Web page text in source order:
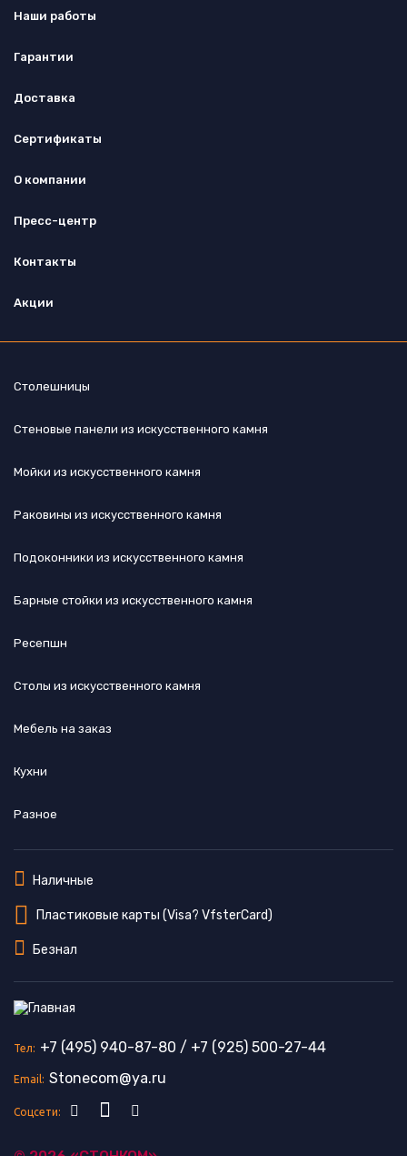
Наши работы
Гарантии
Доставка
Сертификаты
О компании
Пресс-центр
Контакты
Акции
Столешницы
Стеновые панели из искусственного камня
Мойки из искусственного камня
Раковины из искусственного камня
Подоконники из искусственного камня
Барные стойки из искусственного камня
Ресепшн
Cтолы из искусственного камня
Мебель на заказ
Кухни
Разное
Наличные
Пластиковые карты (Visa? VfsterCard)
Безнал
Тел: +7 (495) 940-87-80 / +7 (925) 500-27-44
Email: Stonecom@ya.ru
Соцсети: